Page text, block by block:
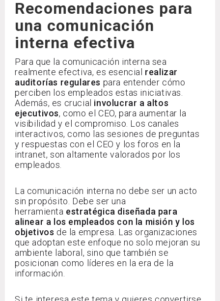
Recomendaciones para
una comunicación
interna efectiva
Para que la comunicación interna sea
realmente efectiva, es esencial realizar
auditorías regulares para entender cómo
perciben los empleados estas iniciativas.
Además, es crucial involucrar a altos
ejecutivos, como el CEO, para aumentar la
visibilidad y el compromiso. Los canales
interactivos, como las sesiones de preguntas
y respuestas con el CEO y los foros en la
intranet, son altamente valorados por los
empleados.
La comunicación interna no debe ser un acto
sin propósito. Debe ser una
herramienta estratégica diseñada para
alinear a los empleados con la misión y los
objetivos de la empresa. Las organizaciones
que adoptan este enfoque no solo mejoran su
ambiente laboral, sino que también se
posicionan como líderes en la era de la
información.